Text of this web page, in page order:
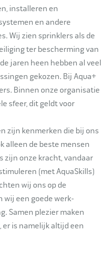
installeren en
en andere
Wij zien sprinklers als de
ter bescherming van
jaren heen hebben al veel
gekozen. Bij Aqua+
Binnen onze organisatie
sfeer, dit geldt voor
zijn kenmerken die bij ons
alleen de beste mensen
zijn onze kracht, vandaar
(met AquaSkills)
wij ons op de
wij een goede werk-
Samen plezier maken
er is namelijk altijd een